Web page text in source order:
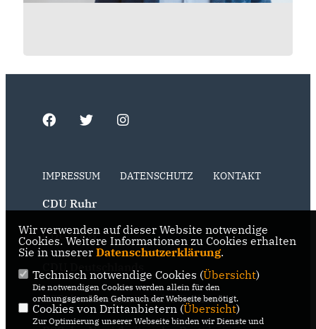
IMPRESSUM DATENSCHUTZ KONTAKT
CDU Ruhr
CDU NRW
RSS der Neuigkeiten der Fraktion
Wir verwenden auf dieser Website notwendige
Cookies. Weitere Informationen zu Cookies erhalten
Sie in unserer Datenschutzerklärung.
Technisch notwendige Cookies (Übersicht)
Die notwendigen Cookies werden allein für den
ordnungsgemäßen Gebrauch der Webseite benötigt.
Cookies von Drittanbietern (Übersicht)
Zur Optimierung unserer Webseite binden wir Dienste und